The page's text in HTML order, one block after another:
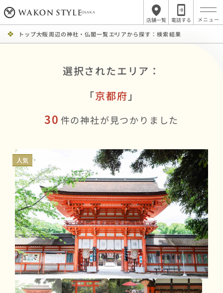
OSAKA
店舗一覧 電話する
トップ大阪周辺の神社・仏閣一覧エリアから探す：検索結果
選択されたエリア：
「京都府 」
30 件の神社が見つかりました
人気